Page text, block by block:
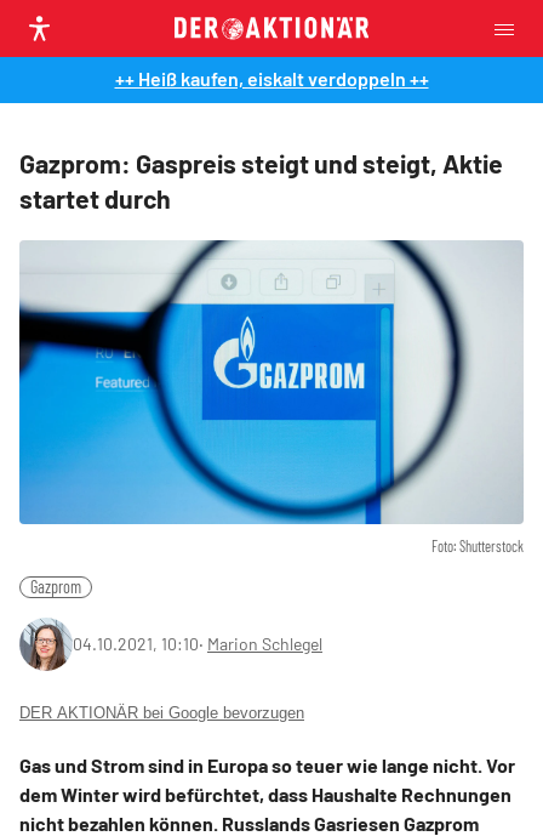
++ Heiß kaufen, eiskalt verdoppeln ++
Gazprom: Gaspreis steigt und steigt, Aktie
startet durch
Foto: Shutterstock
Gazprom
04.10.2021, 10:10‧ Marion Schlegel
DER AKTIONÄR bei Google bevorzugen
Gas und Strom sind in Europa so teuer wie lange nicht. Vor
dem Winter wird befürchtet, dass Haushalte Rechnungen
nicht bezahlen können. Russlands Gasriesen Gazprom